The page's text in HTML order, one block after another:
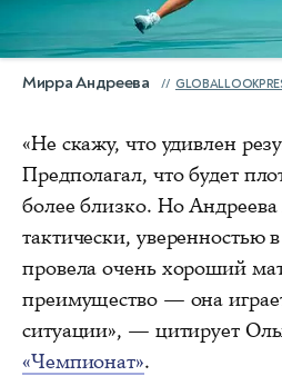
Мирра Андреева
«Не скажу, что удивлен
Предполагал, что будет
более близко. Но
тактически, уверенностью
провела очень хороший
преимущество — она
ситуации», — цитирует
«Чемпионат».